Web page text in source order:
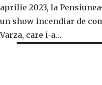
aprilie 2023, la
un show incendiar de
Varza, care i-a…